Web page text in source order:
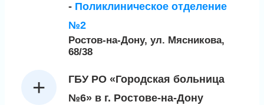
- Поликлиническое отделение
№2
Ростов-на-Дону, ул. Мясникова,
68/38
ГБУ РО «Городская больница
№6» в г. Ростове-на-Дону